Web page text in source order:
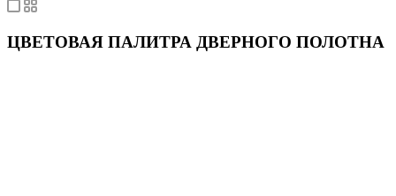
ЦВЕТОВАЯ ПАЛИТРА ДВЕРНОГО ПОЛОТНА